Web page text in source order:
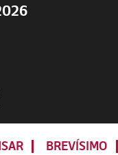
BREVÍSIMO